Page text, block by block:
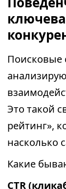
Поисковые
Это такой
рейтинг»,
насколько
Какие
CTR